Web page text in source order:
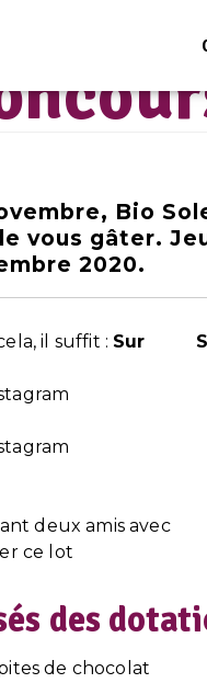
LE BLOG BIO
Bio
vous gâter.
2020.
il suffit : Sur
deux amis avec
ce lot
des
de chocolat